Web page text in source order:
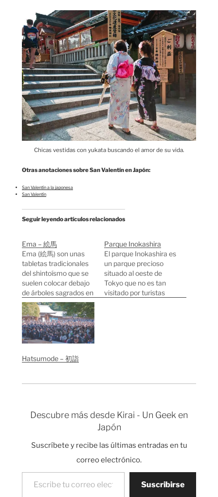
Chicas vestidas con yukata buscando el amor de su vida.
Otras anotaciones sobre San Valentín en Japón:
San Valentín a la japonesa
San Valentín
Seguir leyendo artículos relacionados
Ema – 絵馬
Ema (絵馬) son unas
tabletas tradicionales
del shintoísmo que se
suelen colocar debajo
de árboles sagrados en
los templos. Cuando
vas al templo compras
una tableta ema y
escribes en ella tus
deseos. Al dejar la ema
sagrado se supone que
Parque Inokashira
El parque Inokashira es
un parque precioso
situado al oeste de
Tokyo que no es tan
visitado por turistas
Hatsumode – 初詣
Descubre más desde Kirai - Un Geek en
Japón
Suscríbete y recibe las últimas entradas en tu
correo electrónico.
Escribe tu correo electrónico…
Suscribirse